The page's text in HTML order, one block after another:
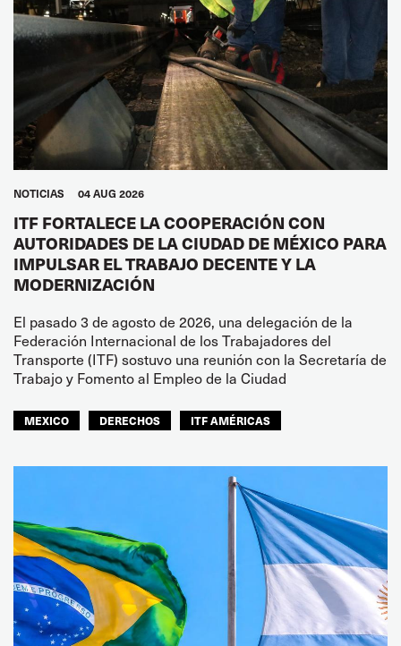
NOTICIAS 04 AUG 2026
ITF FORTALECE LA COOPERACIÓN CON
AUTORIDADES DE LA CIUDAD DE MÉXICO PARA
IMPULSAR EL TRABAJO DECENTE Y LA
MODERNIZACIÓN
El pasado 3 de agosto de 2026, una delegación de la
Federación Internacional de los Trabajadores del
Transporte (ITF) sostuvo una reunión con la Secretaría de
Trabajo y Fomento al Empleo de la Ciudad
MEXICO DERECHOS ITF AMÉRICAS